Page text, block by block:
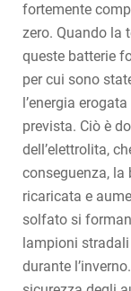
fortemente
zero. Quando la
queste batterie
per cui sono
l’energia
prevista. Ciò è
dell’elettrolita,
conseguenza, la
ricaricata e
solfato si
lampioni
durante